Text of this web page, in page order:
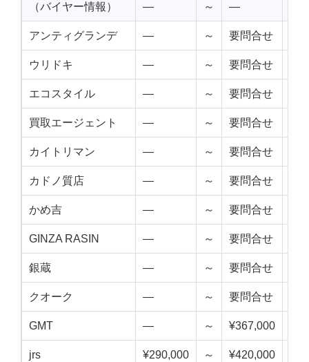
（バイヤー情報） — ～ —
アンティグランデ — ～ 要問合せ
ウリドキ — ～ 要問合せ
エコスタイル — ～ 要問合せ
買取エージェント — ～ 要問合せ
カイトリマン — ～ 要問合せ
カドノ質店 — ～ 要問合せ
かめ吉 — ～ 要問合せ
GINZA RASIN — ～ 要問合せ
銀蔵 — ～ 要問合せ
クオーク — ～ 要問合せ
GMT — ～ ¥367,000
jrs ¥290,000 ～ ¥420,000